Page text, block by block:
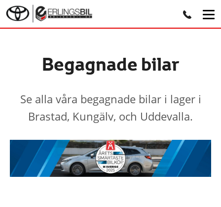
Begagnade bilar
Se alla våra begagnade bilar i lager i
Brastad, Kungälv, och Uddevalla.